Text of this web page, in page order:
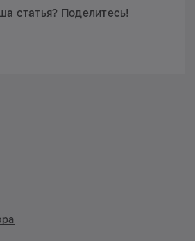
статья? Поделитесь!